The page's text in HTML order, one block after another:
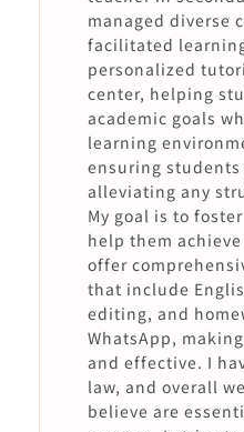
managed diverse
facilitated
personalized
center, helping
academic goals
learning
ensuring
alleviating any
My goal is to
help them
offer
that include
editing, and
WhatsApp,
and effective. I
law, and overall
believe are